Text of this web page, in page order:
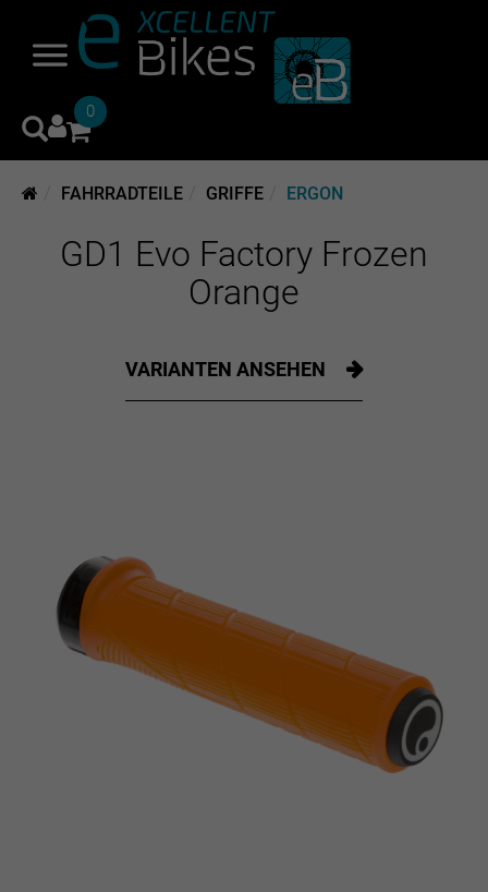
0
FAHRRADTEILE GRIFFE ERGON
GD1 Evo Factory Frozen
Orange
VARIANTEN ANSEHEN